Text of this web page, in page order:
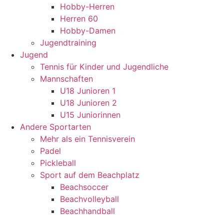
Hobby-Herren
Herren 60
Hobby-Damen
Jugendtraining
Jugend
Tennis für Kinder und Jugendliche
Mannschaften
U18 Junioren 1
U18 Junioren 2
U15 Juniorinnen
Andere Sportarten
Mehr als ein Tennisverein
Padel
Pickleball
Sport auf dem Beachplatz
Beachsoccer
Beachvolleyball
Beachhandball